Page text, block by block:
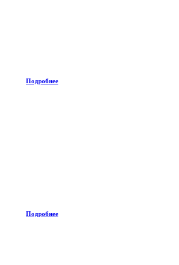
Подробнее
Подробнее